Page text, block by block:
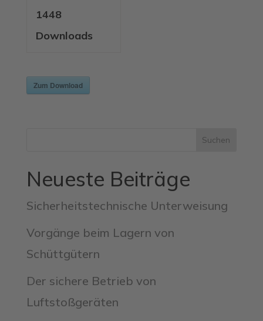
1448
Downloads
Zum Download
Suchen
Neueste Beiträge
Sicherheitstechnische Unterweisung
Vorgänge beim Lagern von
Schüttgütern
Der sichere Betrieb von
Luftstoßgeräten